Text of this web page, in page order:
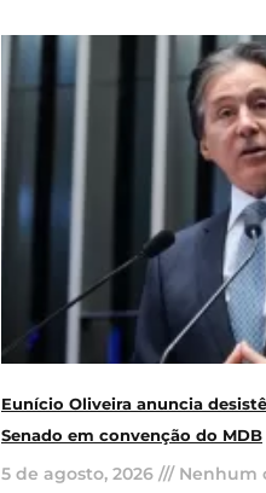
Eunício Oliveira anuncia
Senado em convenção do MDB
5 de agosto, 2026 Nenhum